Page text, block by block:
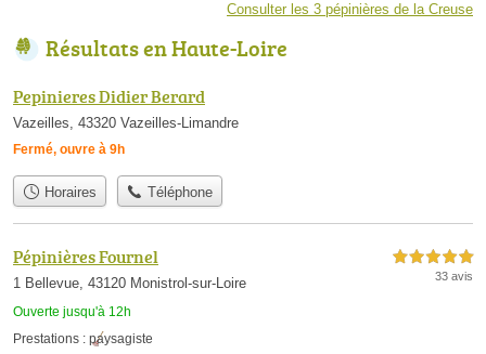
Consulter les 3 pépinières de la Creuse
Résultats en Haute-Loire
Pepinieres Didier Berard
Vazeilles, 43320 Vazeilles-Limandre
Fermé, ouvre à 9h
Horaires Téléphone
Pépinières Fournel
1 Bellevue, 43120 Monistrol-sur-Loire
Ouverte jusqu'à 12h
5,0 étoiles sur 5
33 avis
Prestations : paysagiste